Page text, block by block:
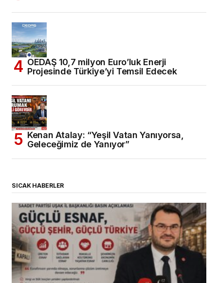
OEDAŞ 10,7 milyon Euro’luk Enerji
Projesinde Türkiye’yi Temsil Edecek
Kenan Atalay: “Yeşil Vatan Yanıyorsa,
Geleceğimiz de Yanıyor”
SICAK HABERLER